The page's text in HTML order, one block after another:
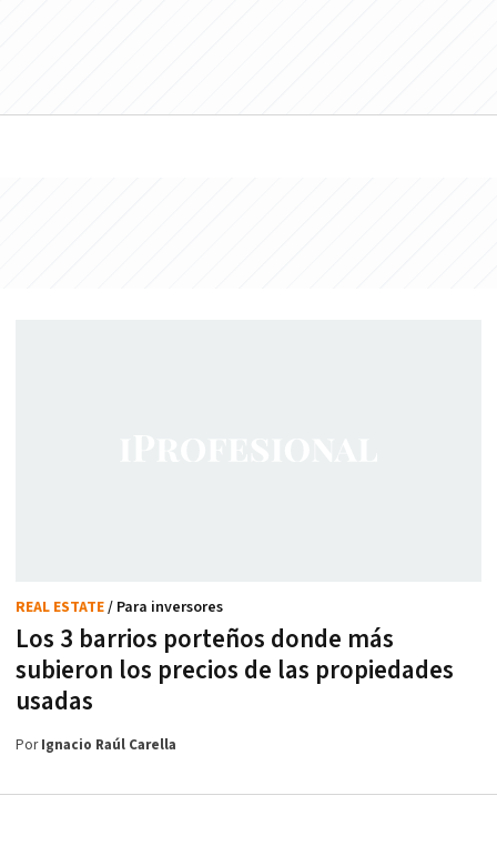
Los 3 barrios porteños donde más
subieron los precios de las propiedades
usadas
REAL ESTATE/ Para inversores
PorIgnacio Raúl Carella